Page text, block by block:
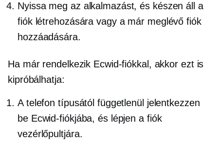
Nyissa meg az alkalmazást, és készen áll a
fiók létrehozására vagy a már meglévő fiók
hozzáadására.
Ha már rendelkezik Ecwid-fiókkal, akkor ezt is
kipróbálhatja:
A telefon típusától függetlenül jelentkezzen
be Ecwid-fiókjába, és lépjen a fiók
vezérlőpultjára.